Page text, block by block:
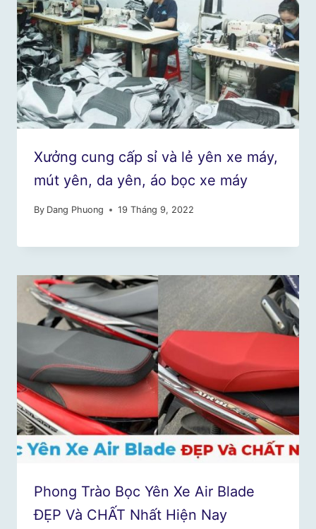
Xưởng cung cấp sỉ và lẻ yên xe máy,
mút yên, da yên, áo bọc xe máy
By Dang Phuong 19 Tháng 9, 2022
Phong Trào Bọc Yên Xe Air Blade
ĐẸP Và CHẤT Nhất Hiện Nay